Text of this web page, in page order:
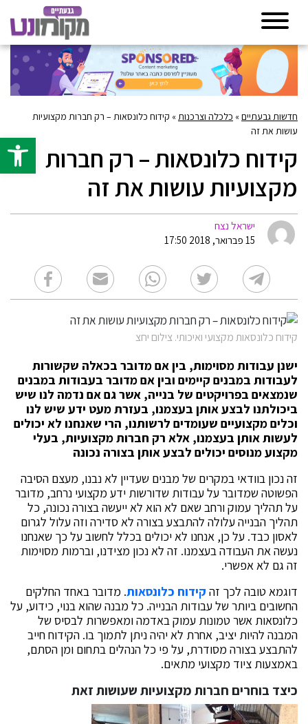
פתח
חדשות גבעתיים» כלכלה וצרכנות » קידוח כלונסאות – רק חברות מקצועיות
עושות את זה
קידוח כלונסאות – רק חברות
מקצועיות עושות את זה
ישראל נצח
15 פברואר, 2018 17:50
קידוח כלונסאות מקצועי ואיכותי. צילום יחצ
ישנן עבודות מסוימות, בין אם מדובר בכאלה שקשורות
לעבודות במבנים קיימים ובין אם מדובר בעבודות במבנים
שנמצאים בפרויקטים של בנייה, אשר גם אם נדמה לנו שיש
ביכולתנו לבצע אותן בעצמנו, בעזרת מעט ידע שיש לנו
וכלים מקצועיים שעומדים לרשותנו, הרי שאנחנו לא יכולים
לעשות אותן בעצמנו, אלא רק חברות מקצועיות, בעלי
מקצוע מנוסים יכולים לבצע אותן בצורה נכונה
זה נכון בוודאי במקרים של מבנים שעדיין לא נבנו, מעצם הסיבה
הפשוטה שמדובר על עבודות שדורשות ידע מקצועי נרחב, מדובר
על תהליך עמוק ורחב שאם לא הוא לא ייעשה בצורה נכונה, כל
תהליך הבנייה עלולה להתבצע בצורה לא סדירה וזה עלול לגרום
לאסון כבד. על כן, אנחנו לא יכולים בכלל לחשוב על כך שאנחנו
נעשה את העבודה בעצמנו. זה לא נכון מצידנו, וברמות מסוימות
זה גם לא אפשרי.
דוגמא טובה לכך זה קידוח כלונסאות. מדובר באחד החלקים
החשובים ביותר של עבודות הבנייה. כל מבנה שהוא בנוי, כידוע, על
כלונסאות אשר טמונות עמוק באדמה ומאפשרות לבסיס של
המבנה להיות יציב, אחרת לא יהיה ניתן לתמוך בו. הקידוח חייב
להתבצע בצורה מסודרת, על פי כל הנהלים בתחום ומן הסתם,
באמצעות ציוד מקצועי מתאים.
כיצד בוחרים חברות מקצועיות שעושות זאת